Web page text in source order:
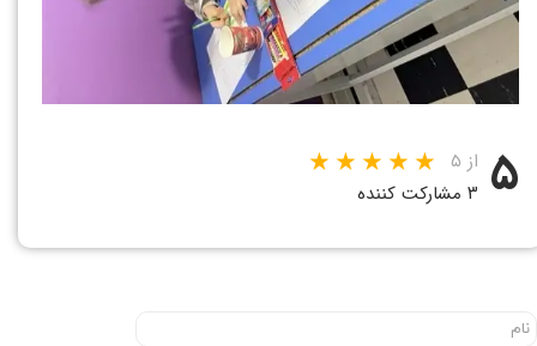
۵ از ۵
۳ مشارکت کننده